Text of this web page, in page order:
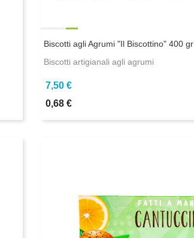
Biscotti agli Agrumi "Il Biscottino" 400 gr
Biscotti artigianali agli agrumi
7,50 €
0,68 €